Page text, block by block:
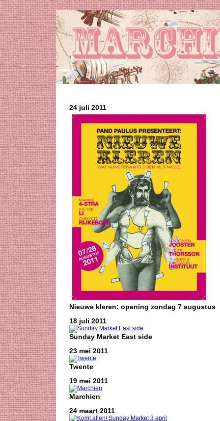
24 juli 2011
Nieuwe kleren: opening zondag 7 augustus
18 juli 2011
Sunday Market East side
23 mei 2011
Twente
19 mei 2011
Marchien
24 maart 2011